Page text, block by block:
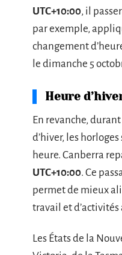
UTC+10:00, il
par exemple,
changement
le dimanche 5
Heure
En revanche,
d’hiver, les
heure. Canberra
UTC+10:00. Ce
permet de mieux
travail et d’activités
Les États de la